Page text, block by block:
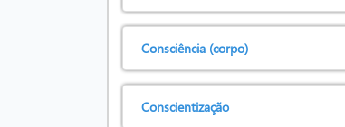
Consciência (corpo)
Conscientização